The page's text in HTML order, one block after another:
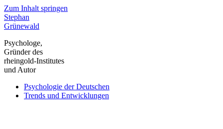
Zum Inhalt springen
Stephan
Grünewald
Psychologe,
Gründer des
rheingold-Institutes
und Autor
Psychologie der Deutschen
Trends und Entwicklungen